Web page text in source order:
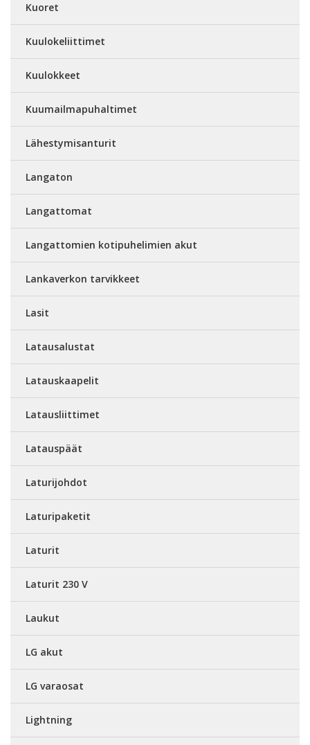
Kuoret
Kuulokeliittimet
Kuulokkeet
Kuumailmapuhaltimet
Lähestymisanturit
Langaton
Langattomat
Langattomien kotipuhelimien akut
Lankaverkon tarvikkeet
Lasit
Latausalustat
Latauskaapelit
Latausliittimet
Latauspäät
Laturijohdot
Laturipaketit
Laturit
Laturit 230 V
Laukut
LG akut
LG varaosat
Lightning